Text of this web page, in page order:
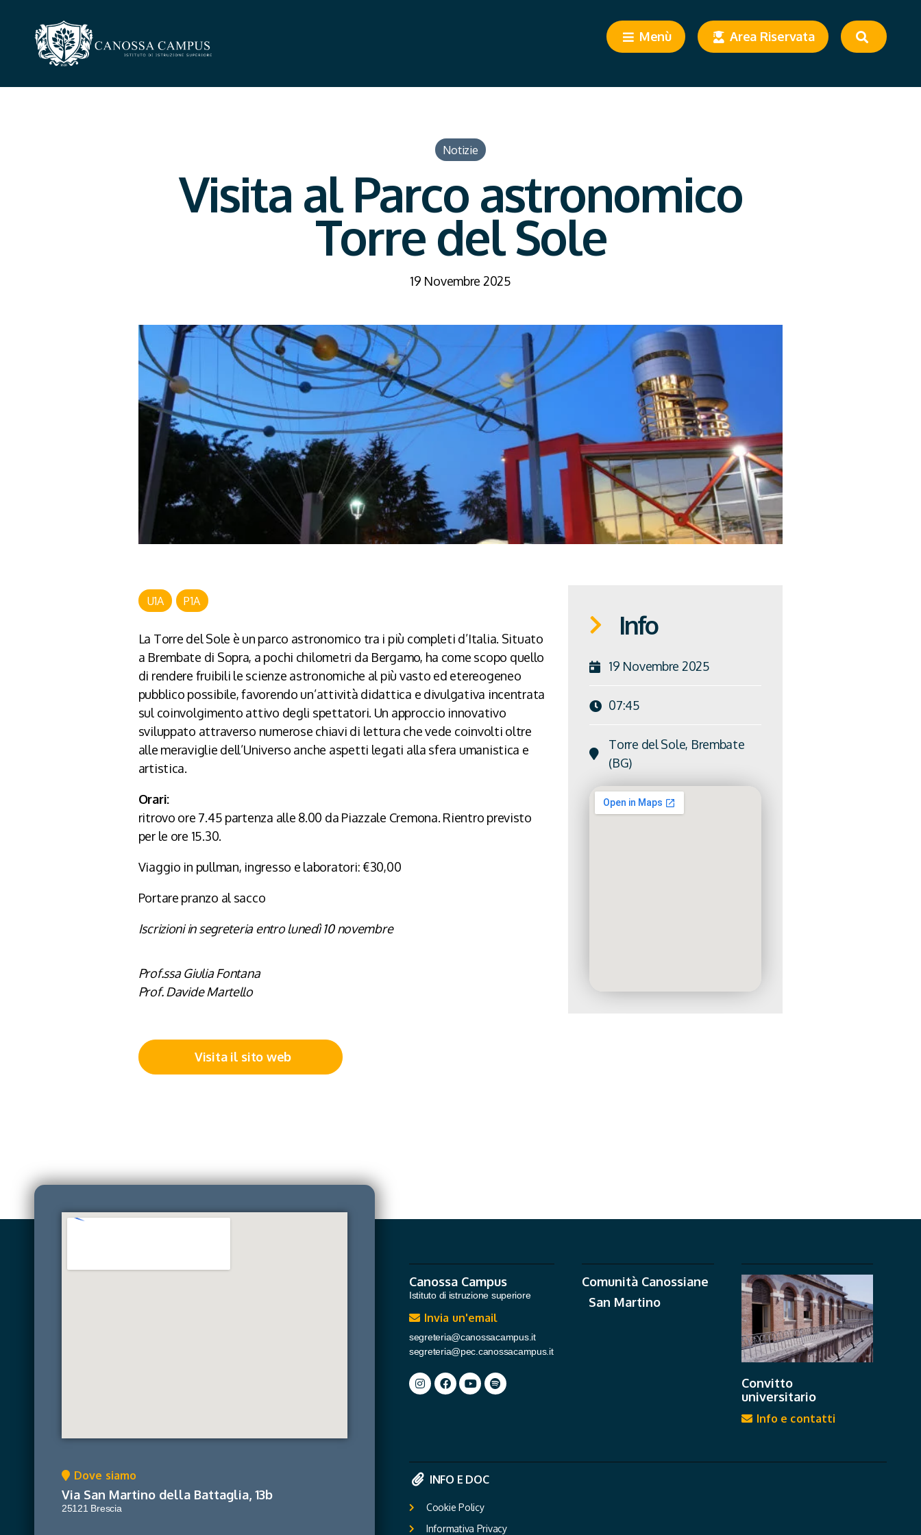
Menù Area Riservata
Notizie
Visita al Parco astronomico
Torre del Sole
19 Novembre 2025
U1A P1A
La Torre del Sole è un parco astronomico tra i più completi d’Italia. Situato
a Brembate di Sopra, a pochi chilometri da Bergamo, ha come scopo quello
di rendere fruibili le scienze astronomiche al più vasto ed etereogeneo
pubblico possibile, favorendo un’attività didattica e divulgativa incentrata
sul coinvolgimento attivo degli spettatori. Un approccio innovativo
sviluppato attraverso numerose chiavi di lettura che vede coinvolti oltre
alle meraviglie dell’Universo anche aspetti legati alla sfera umanistica e
artistica.
Orari:
ritrovo ore 7.45 partenza alle 8.00 da Piazzale Cremona. Rientro previsto
per le ore 15.30.
Viaggio in pullman, ingresso e laboratori: €30,00
Portare pranzo al sacco
Iscrizioni in segreteria entro lunedì 10 novembre
Prof.ssa Giulia Fontana
Prof. Davide Martello
Visita il sito web
Info
19 Novembre 2025
07:45
Torre del Sole, Brembate
(BG)
Dove siamo
Via San Martino della Battaglia, 13b
25121 Brescia
Canossa Campus
Istituto di istruzione superiore
Invia un'email
segreteria@canossacampus.it
segreteria@pec.canossacampus.it
Comunità Canossiane
San Martino
Convitto
universitario
Info e contatti
INFO E DOC
Cookie Policy
Informativa Privacy